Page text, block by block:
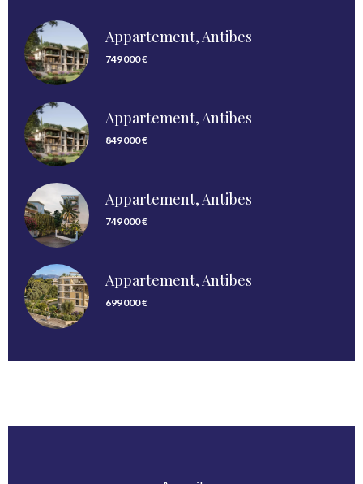
Appartement, Antibes
749 000 €
Appartement, Antibes
849 000 €
Appartement, Antibes
749 000 €
Appartement, Antibes
699 000 €